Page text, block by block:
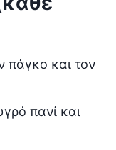
πάγκο και τον
πανί και